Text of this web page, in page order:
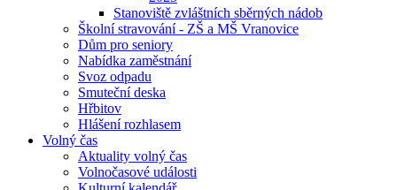
Stanoviště zvláštních sběrných nádob
Školní stravování - ZŠ a MŠ Vranovice
Dům pro seniory
Nabídka zaměstnání
Svoz odpadu
Smuteční deska
Hřbitov
Hlášení rozhlasem
Volný čas
Aktuality volný čas
Volnočasové události